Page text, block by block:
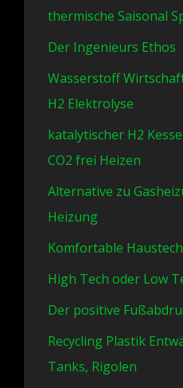
thermische Saisonal
Der Ingenieurs Ethos
Wasserstoff
H2 Elektrolyse
katalytischer H2
CO2 frei Heizen
Alternative zu
Heizung
Komfortable
High Tech oder Low
Der positive
Recycling Plastik
Tanks, Rigolen